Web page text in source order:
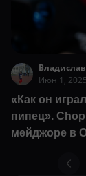
Июн 1, 2025
«Как он
пипец».
мейджоре в